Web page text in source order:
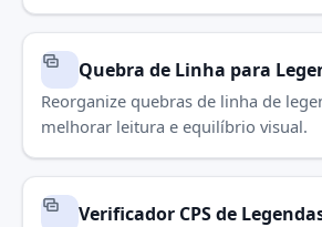
Quebra de Linha para
Reorganize quebras de linha de
melhorar leitura e equilíbrio visual.
Verificador CPS de